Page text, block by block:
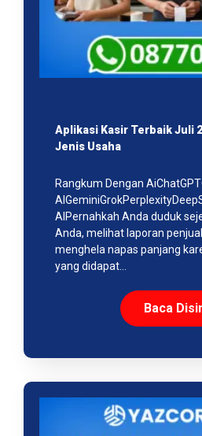
Aplikasi Kasir Terbaik Juli
Jenis Usaha
Rangkum Dengan
AIPernahkah Anda duduk
Anda, melihat laporan
menghela napas panjang
yang didapat…
Baca